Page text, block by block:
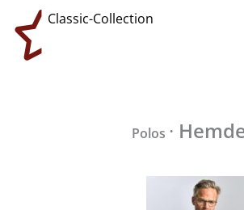
Classic-Collection
Polos ·